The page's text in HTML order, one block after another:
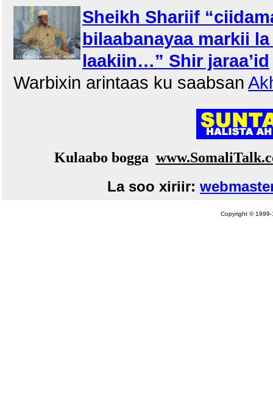
Sheikh Shariif
bilaabanayaa markii
laakiin…” Shir jaraa’id
Warbixin arintaas ku saabsan
Kulaabo bogga
La soo xiriir:
Copyright © 1999-